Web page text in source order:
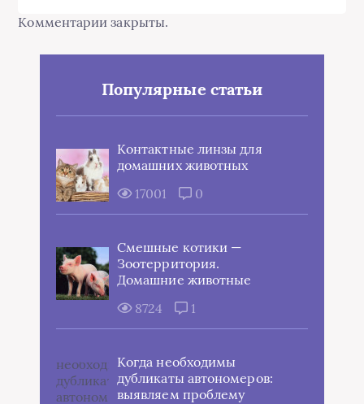
Комментарии закрыты.
Популярные статьи
Контактные линзы для
домашних животных
17001
0
Смешные котики —
Зоотерритория.
Домашние животные
8724
1
Когда необходимы
дубликаты автономеров:
выявляем проблему